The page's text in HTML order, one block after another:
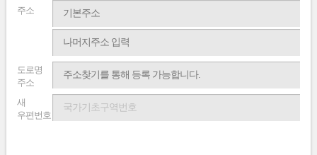
주소
도로명
주소
새
우편번호